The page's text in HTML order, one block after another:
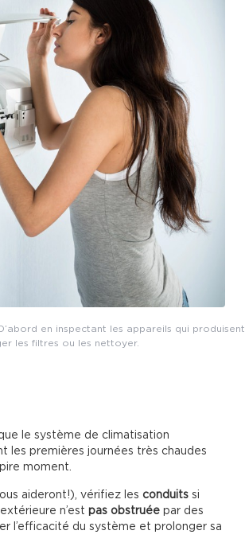
en inspectant les appareils qui produisent
les filtres ou les nettoyer.
le système de climatisation
les premières journées très chaudes
moment.
aideront!), vérifiez les conduits si
n’est pas obstruée par des
l’efficacité du système et prolonger sa